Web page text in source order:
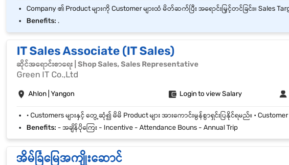
Benefits: .
IT Sales Associate (IT Sales)
ဆိုင်အရောင်းစာရေး | Shop Sales, Sales Representative
Green IT Co.,Ltd
Ahlon | Yangon Login to view Salary
Benefits: - အချိန်ပိုကြေး - Incentive - Attendance Bouns - Annual Trip
အိမ်ခြံမြေအကျိုးဆောင်